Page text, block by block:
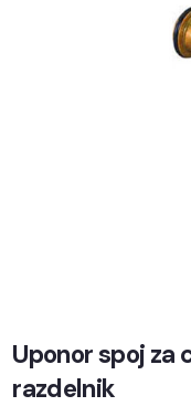
Uponor spoj za
razdelnik